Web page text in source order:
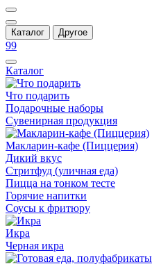
Каталог Другое
99
Каталог
Что подарить
Подарочные наборы
Сувенирная продукция
Макларин-кафе (Пиццерия)
Дикий вкус
Стритфуд (уличная еда)
Пицца на тонком тесте
Горячие напитки
Соусы к фритюру
Икра
Черная икра